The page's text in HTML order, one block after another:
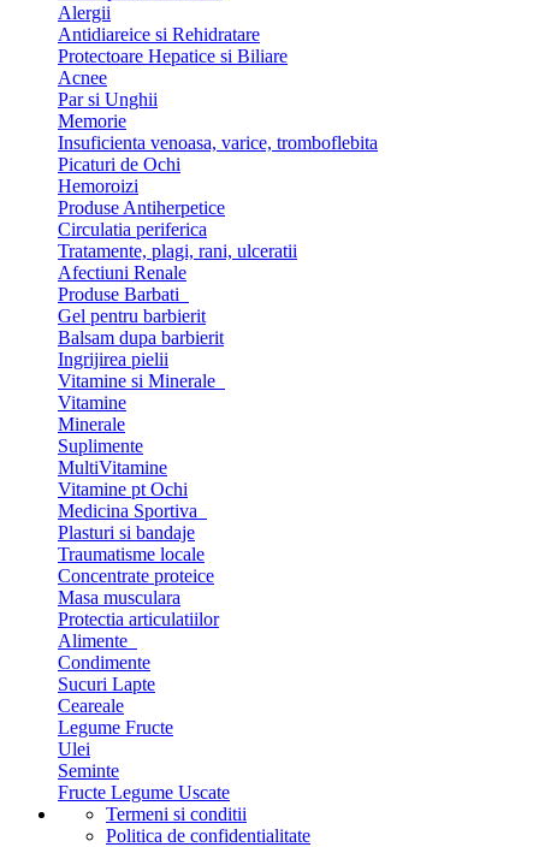
Alergii
Antidiareice si Rehidratare
Protectoare Hepatice si Biliare
Acnee
Par si Unghii
Memorie
Insuficienta venoasa, varice, tromboflebita
Picaturi de Ochi
Hemoroizi
Produse Antiherpetice
Circulatia periferica
Tratamente, plagi, rani, ulceratii
Afectiuni Renale
Produse Barbati
Gel pentru barbierit
Balsam dupa barbierit
Ingrijirea pielii
Vitamine si Minerale
Vitamine
Minerale
Suplimente
MultiVitamine
Vitamine pt Ochi
Medicina Sportiva
Plasturi si bandaje
Traumatisme locale
Concentrate proteice
Masa musculara
Protectia articulatiilor
Alimente
Condimente
Sucuri Lapte
Ceareale
Legume Fructe
Ulei
Seminte
Fructe Legume Uscate
Termeni si conditii
Politica de confidentialitate